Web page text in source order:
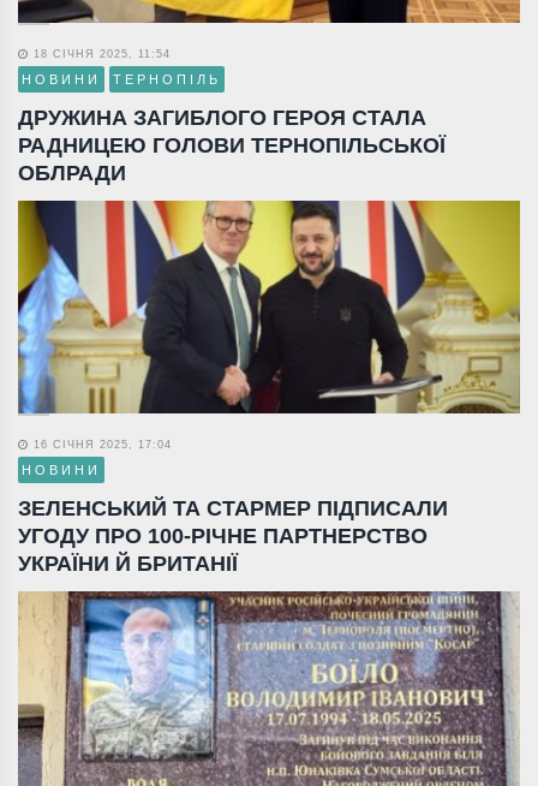
18 СІЧНЯ 2025, 11:54
НОВИНИ ТЕРНОПІЛЬ
ДРУЖИНА ЗАГИБЛОГО ГЕРОЯ СТАЛА
РАДНИЦЕЮ ГОЛОВИ ТЕРНОПІЛЬСЬКОЇ
ОБЛРАДИ
16 СІЧНЯ 2025, 17:04
НОВИНИ
ЗЕЛЕНСЬКИЙ ТА СТАРМЕР ПІДПИСАЛИ
УГОДУ ПРО 100-РІЧНЕ ПАРТНЕРСТВО
УКРАЇНИ Й БРИТАНІЇ